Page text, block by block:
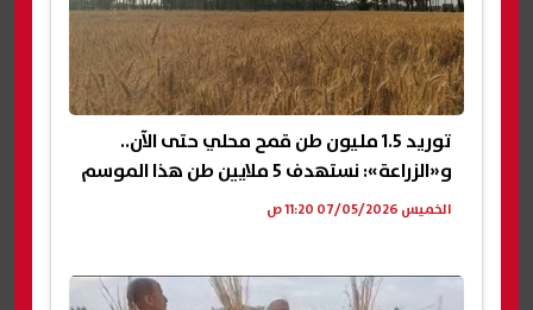
توريد 1.5 مليون طن قمح محلي حتى الآن..
و«الزراعة»: نستهدف 5 ملايين طن هذا الموسم
الخميس 07/05/2026 11:20 ص